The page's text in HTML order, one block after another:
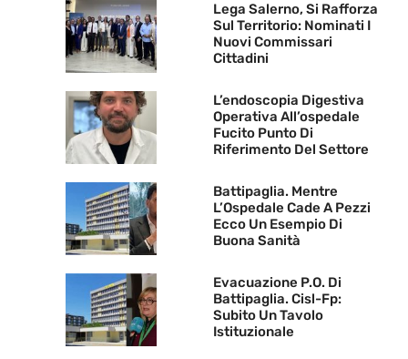
Lega Salerno, Si Rafforza
Sul Territorio: Nominati I
Nuovi Commissari
Cittadini
L’endoscopia Digestiva
Operativa All’ospedale
Fucito Punto Di
Riferimento Del Settore
Battipaglia. Mentre
L’Ospedale Cade A Pezzi
Ecco Un Esempio Di
Buona Sanità
Evacuazione P.O. Di
Battipaglia. Cisl-Fp:
Subito Un Tavolo
Istituzionale